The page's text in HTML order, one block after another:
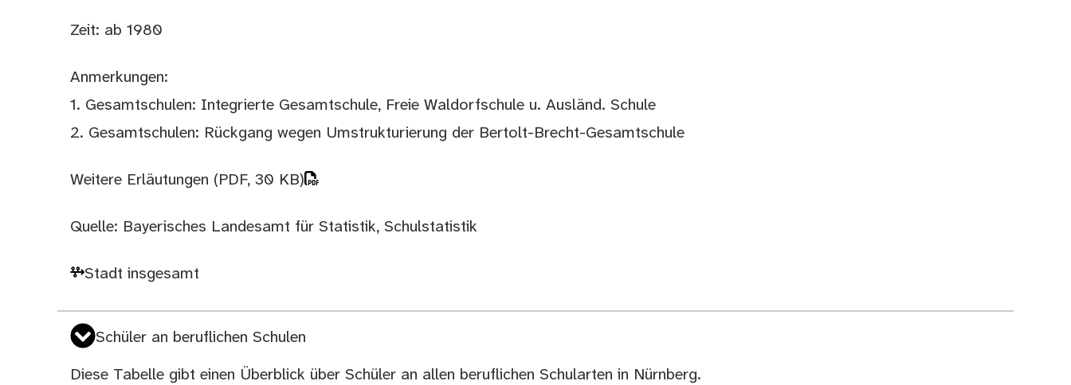
Zeit: ab 1980
Anmerkungen:
1. Gesamtschulen: Integrierte Gesamtschule, Freie Waldorfschule u. Ausländ. Schule
2. Gesamtschulen: Rückgang wegen Umstrukturierung der Bertolt-Brecht-Gesamtschule
Weitere Erläutungen (PDF, 30 KB)
Quelle: Bayerisches Landesamt für Statistik, Schulstatistik
Stadt insgesamt
Schüler an beruflichen Schulen
Diese Tabelle gibt einen Überblick über Schüler an allen beruflichen Schularten in Nürnberg.